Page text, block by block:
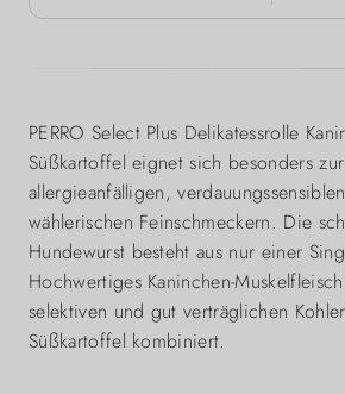
PERRO Select Plus Delikatessrolle
Süßkartoffel eignet sich besonders
allergieanfälligen,
wählerischen Feinschmeckern. Die
Hundewurst besteht aus nur einer
Hochwertiges Kaninchen-
selektiven und gut verträglichen
Süßkartoffel kombiniert.